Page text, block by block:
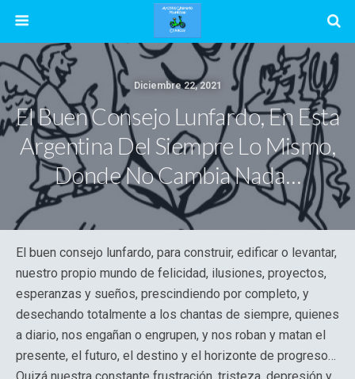
Diciembre 22, 2021
El Buen Consejo Lunfardo, En Esta
Argentina Del Siempre Lo Mismo,
Donde No Cambia Nada…
El buen consejo lunfardo, para construir, edificar o levantar,
nuestro propio mundo de felicidad, ilusiones, proyectos,
esperanzas y sueños, prescindiendo por completo, y
desechando totalmente a los chantas de siempre, quienes
a diario, nos engañan o engrupen, y nos roban y matan el
presente, el futuro, el destino y el horizonte de progreso…